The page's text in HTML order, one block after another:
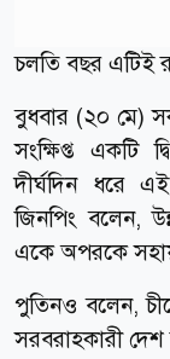
চলতি বছর এটিই
বুধবার (২০ মে)
সংক্ষিপ্ত একটি
দীর্ঘদিন ধরে
জিনপিং বলেন,
একে অপরকে
পুতিনও বলেন,
সরবরাহকারী দেশ